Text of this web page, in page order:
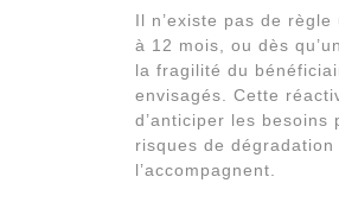
Il n’existe pas de
à 12 mois, ou dès
la fragilité du
envisagés. Cette
d’anticiper les
risques de
l’accompagnent.